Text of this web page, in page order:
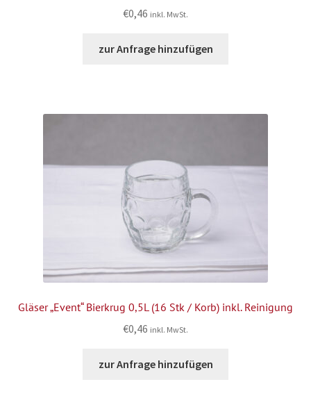
€0,46 inkl. MwSt.
zur Anfrage hinzufügen
Gläser „Event“ Bierkrug 0,5L (16 Stk / Korb) inkl. Reinigung
€0,46 inkl. MwSt.
zur Anfrage hinzufügen